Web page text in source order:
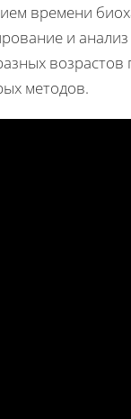
времени
и
возрастов
методов.